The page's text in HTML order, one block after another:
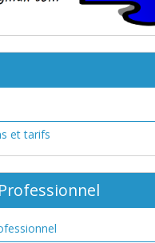
et tarifs